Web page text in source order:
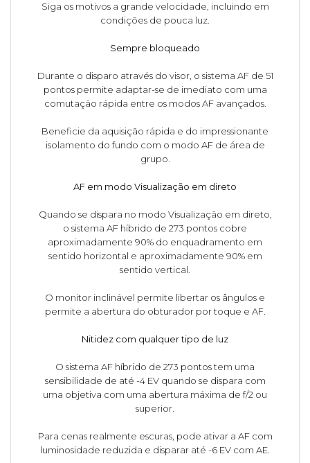
Siga os motivos a grande velocidade, incluindo em
condições de pouca luz.
Sempre bloqueado
Durante o disparo através do visor, o sistema AF de 51
pontos permite adaptar-se de imediato com uma
comutação rápida entre os modos AF avançados.
Beneficie da aquisição rápida e do impressionante
isolamento do fundo com o modo AF de área de
grupo.
AF em modo Visualização em direto
Quando se dispara no modo Visualização em direto,
o sistema AF híbrido de 273 pontos cobre
aproximadamente 90% do enquadramento em
sentido horizontal e aproximadamente 90% em
sentido vertical.
O monitor inclinável permite libertar os ângulos e
permite a abertura do obturador por toque e AF.
Nitidez com qualquer tipo de luz
O sistema AF híbrido de 273 pontos tem uma
sensibilidade de até -4 EV quando se dispara com
uma objetiva com uma abertura máxima de f/2 ou
superior.
Para cenas realmente escuras, pode ativar a AF com
luminosidade reduzida e disparar até -6 EV com AE.